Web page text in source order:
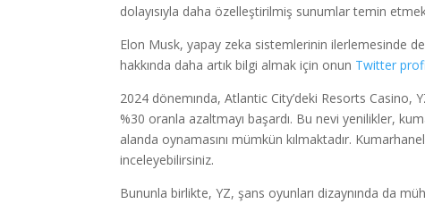
dolayısıyla daha özelleştirilmiş sunumlar temin
Elon Musk, yapay zeka sistemlerinin ilerlemesinde
hakkında daha artık bilgi almak için onun Twitter
2024 dönemında, Atlantic City’deki Resorts Casino,
%30 oranla azaltmayı başardı. Bu nevi yenilikler,
alanda oynamasını mümkün kılmaktadır.
inceleyebilirsiniz.
Bununla birlikte, YZ, şans oyunları dizaynında da